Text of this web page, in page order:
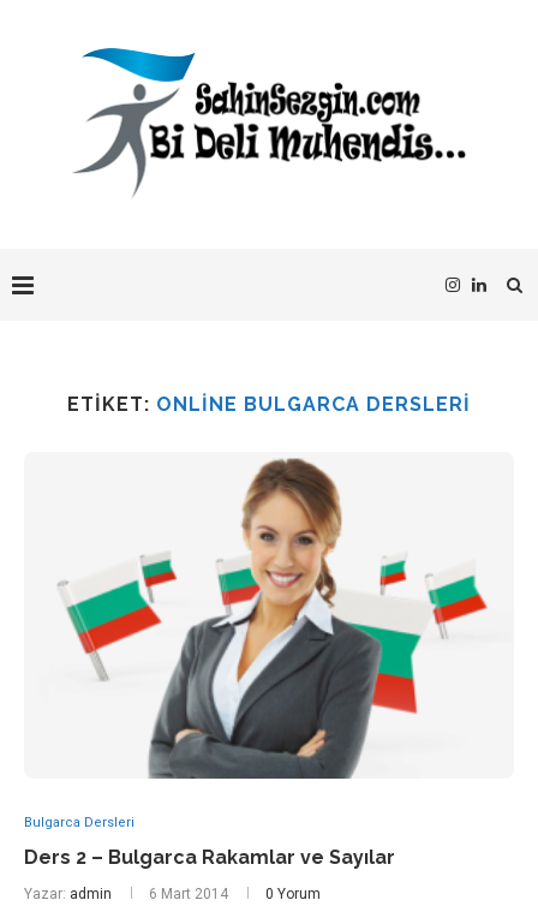
ETIKET: ONLINE BULGARCA DERSLERI
Bulgarca Dersleri
Ders 2 – Bulgarca Rakamlar ve Sayılar
Yazar: admin 6 Mart 2014 0 Yorum